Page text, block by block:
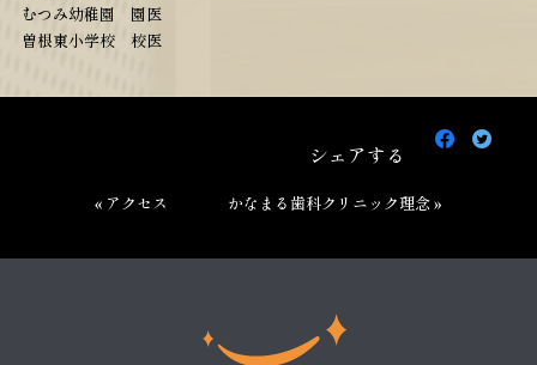
むつみ幼稚園 園医
曽根東小学校 校医
シェアする で
る
で
る
« アクセス かなまる歯科クリニック理念 »